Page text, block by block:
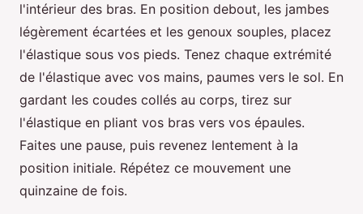
l'intérieur des bras. En position debout, les jambes
légèrement écartées et les genoux souples, placez
l'élastique sous vos pieds. Tenez chaque extrémité
de l'élastique avec vos mains, paumes vers le sol. En
gardant les coudes collés au corps, tirez sur
l'élastique en pliant vos bras vers vos épaules.
Faites une pause, puis revenez lentement à la
position initiale. Répétez ce mouvement une
quinzaine de fois.